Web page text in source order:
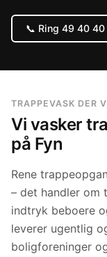
📞 Ring 49 40 40
TRAPPEVASK DER
Vi vasker
på Fyn
Rene
– det handler om
indtryk beboere
leverer ugentlig
boligforeninger